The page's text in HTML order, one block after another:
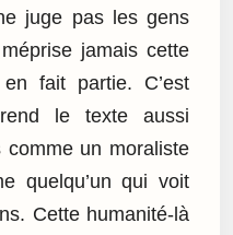
juge pas les gens
jamais cette
fait partie. C’est
le texte aussi
un moraliste
quelqu’un qui voit
Cette humanité-là